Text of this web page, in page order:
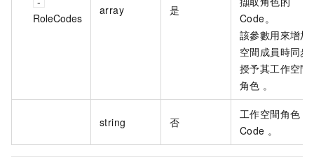
RoleCodes
array 是
Code。
該參數用來增加
空間成員時同步
授予其工作空間
角色 。
string 否
工作空間角色
Code 。